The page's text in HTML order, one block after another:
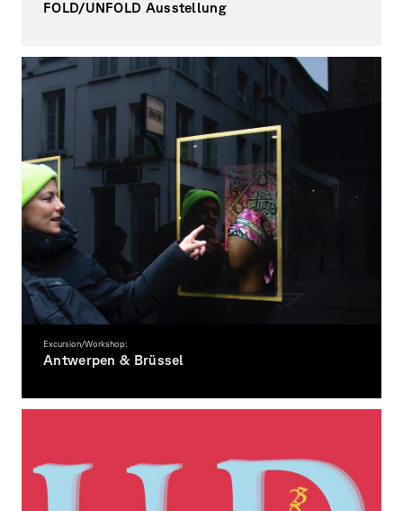
FOLD/UNFOLD Ausstellung
Excursion/Workshop:
Antwerpen & Brüssel